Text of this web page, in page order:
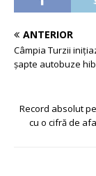
ANTERIOR
Câmpia Turzii
șapte autobuze
Record absolut
cu o cifră de